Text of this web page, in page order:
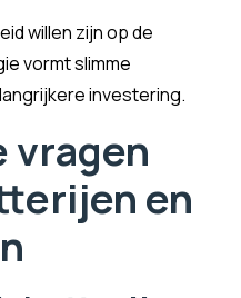
willen zijn op de
vormt slimme
investering.
vragen
en